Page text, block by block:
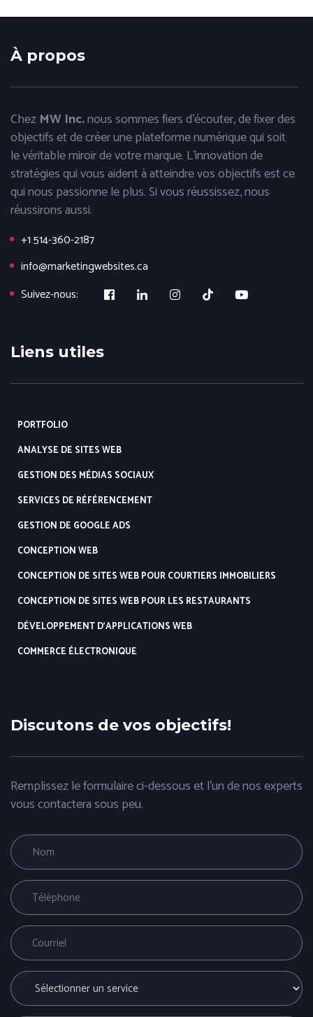
À propos
Chez MW Inc.nous sommes fiers d'écouter, de fixer des
objectifs et de créer une plateforme numérique qui soit
le véritable miroir de votre marque. L'innovation de
stratégies qui vous aident à atteindre vos objectifs est ce
qui nous passionne le plus. Si vous réussissez, nous
réussirons aussi.
+1 514-360-2187
info@marketingwebsites.ca
Suivez-nous:
Liens utiles
PORTFOLIO
ANALYSE DE SITES WEB
GESTION DES MÉDIAS SOCIAUX
SERVICES DE RÉFÉRENCEMENT
GESTION DE GOOGLE ADS
CONCEPTION WEB
CONCEPTION DE SITES WEB POUR COURTIERS IMMOBILIERS
CONCEPTION DE SITES WEB POUR LES RESTAURANTS
DÉVELOPPEMENT D’APPLICATIONS WEB
COMMERCE ÉLECTRONIQUE
Discutons de vos objectifs!
Remplissez le formulaire ci-dessous et l'un de nos experts
vous contactera sous peu.